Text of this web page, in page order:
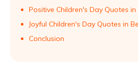
Positive Children's Day Quotes in
Joyful Children's Day Quotes in
Conclusion